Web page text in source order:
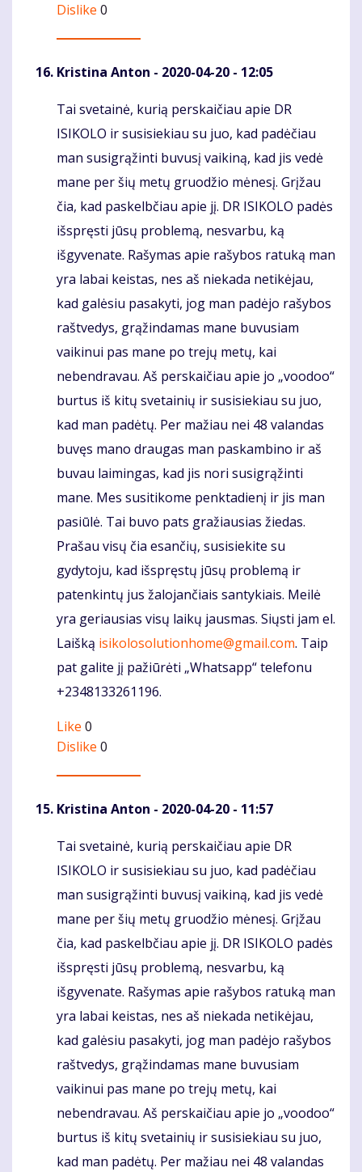
Dislike 0
Kristina Anton - 2020-04-20 - 12:05
Komentaras
Tai svetainė, kurią perskaičiau apie DR
ISIKOLO ir susisiekiau su juo, kad padėčiau
man susigrąžinti buvusį vaikiną, kad jis vedė
mane per šių metų gruodžio mėnesį. Grįžau
čia, kad paskelbčiau apie jį. DR ISIKOLO padės
išspręsti jūsų problemą, nesvarbu, ką
išgyvenate. Rašymas apie rašybos ratuką man
yra labai keistas, nes aš niekada netikėjau,
kad galėsiu pasakyti, jog man padėjo rašybos
raštvedys, grąžindamas mane buvusiam
vaikinui pas mane po trejų metų, kai
nebendravau. Aš perskaičiau apie jo „voodoo“
burtus iš kitų svetainių ir susisiekiau su juo,
kad man padėtų. Per mažiau nei 48 valandas
buvęs mano draugas man paskambino ir aš
buvau laimingas, kad jis nori susigrąžinti
mane. Mes susitikome penktadienį ir jis man
pasiūlė. Tai buvo pats gražiausias žiedas.
Prašau visų čia esančių, susisiekite su
gydytoju, kad išspręstų jūsų problemą ir
patenkintų jus žalojančiais santykiais. Meilė
yra geriausias visų laikų jausmas. Siųsti jam el.
Laišką isikolosolutionhome@gmail.com. Taip
pat galite jį pažiūrėti „Whatsapp“ telefonu
+2348133261196.
Like 0
Dislike 0
Kristina Anton - 2020-04-20 - 11:57
Komentaras
Tai svetainė, kurią perskaičiau apie DR
ISIKOLO ir susisiekiau su juo, kad padėčiau
man susigrąžinti buvusį vaikiną, kad jis vedė
mane per šių metų gruodžio mėnesį. Grįžau
čia, kad paskelbčiau apie jį. DR ISIKOLO padės
išspręsti jūsų problemą, nesvarbu, ką
išgyvenate. Rašymas apie rašybos ratuką man
yra labai keistas, nes aš niekada netikėjau,
kad galėsiu pasakyti, jog man padėjo rašybos
raštvedys, grąžindamas mane buvusiam
vaikinui pas mane po trejų metų, kai
nebendravau. Aš perskaičiau apie jo „voodoo“
burtus iš kitų svetainių ir susisiekiau su juo,
kad man padėtų. Per mažiau nei 48 valandas